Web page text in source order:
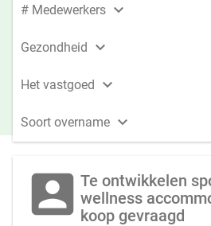
# Medewerkers 
Gezondheid 
Het vastgoed 
Soort overname 
account_box Te ontwikkelen
wellness
koop gevraagd